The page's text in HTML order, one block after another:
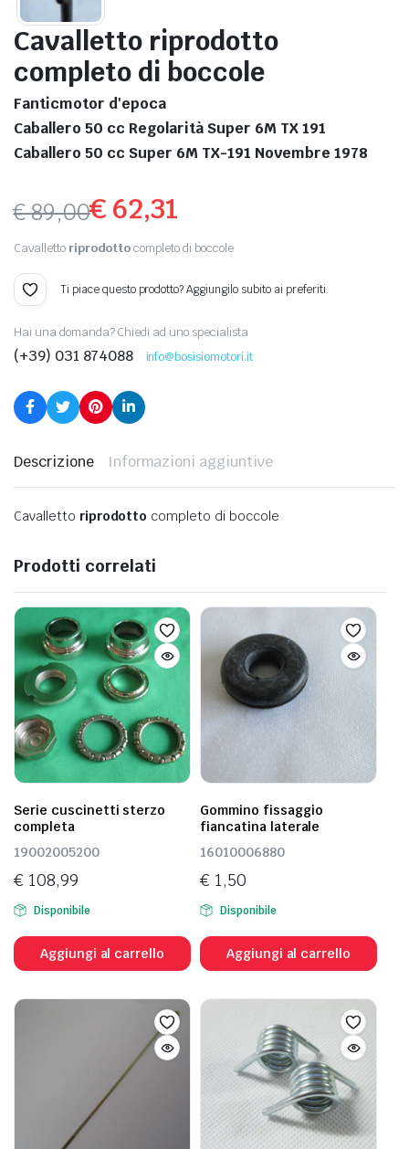
Cavalletto riprodotto
completo di boccole
Fanticmotor d'epoca
Caballero 50 cc Regolarità Super 6M TX 191
Caballero 50 cc Super 6M TX-191 Novembre 1978
€89,00
Il
prezzo
originale
era:
€ 89,00.
€62,31
Il
prezzo
attuale
è:
€ 62,31.
Cavallettoriprodottocompleto di boccole
Ti piace questo prodotto? Aggiungilo subito ai preferiti.
Hai una domanda? Chiedi ad uno specialista
(+39) 031 874088 info@bosisiomotori.it
Descrizione Informazioni aggiuntive
Cavalletto riprodotto completo di boccole
Prodotti correlati
Serie cuscinetti sterzo
completa
19002005200
€ 108,99
Disponibile
Aggiungi al carrello
Gommino fissaggio
fiancatina laterale
16010006880
€ 1,50
Disponibile
Aggiungi al carrello